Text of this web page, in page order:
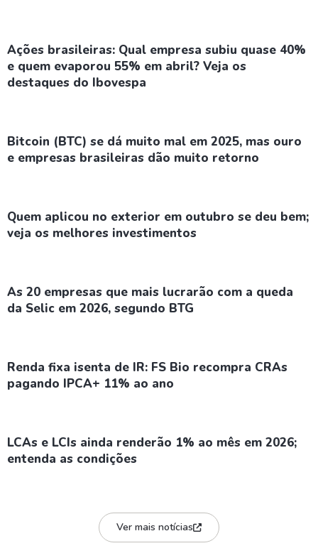
Ações brasileiras: Qual empresa subiu quase 40%
e quem evaporou 55% em abril? Veja os
destaques do Ibovespa
Bitcoin (BTC) se dá muito mal em 2025, mas ouro
e empresas brasileiras dão muito retorno
Quem aplicou no exterior em outubro se deu bem;
veja os melhores investimentos
As 20 empresas que mais lucrarão com a queda
da Selic em 2026, segundo BTG
Renda fixa isenta de IR: FS Bio recompra CRAs
pagando IPCA+ 11% ao ano
LCAs e LCIs ainda renderão 1% ao mês em 2026;
entenda as condições
Ver mais notícias